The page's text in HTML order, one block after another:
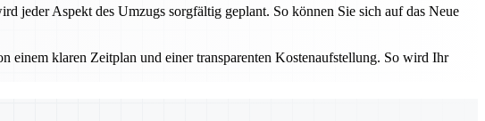
jeder Aspekt des Umzugs sorgfältig geplant. So können Sie sich auf das Neue
einem klaren Zeitplan und einer transparenten Kostenaufstellung. So wird Ihr